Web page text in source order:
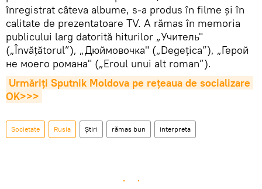
înregistrat câteva albume, s-a produs în filme și în
calitate de prezentatoare TV. A rămas în memoria
publicului larg datorită hiturilor „Учитель"
(„Învățătorul”), „Дюймовочка" („Degețica”), „Герой
не моего романа" („Eroul unui alt roman”).
Urmăriți Sputnik Moldova pe rețeaua de socializare
OK>>>
Societate Rusia Știri rămas bun interpreta